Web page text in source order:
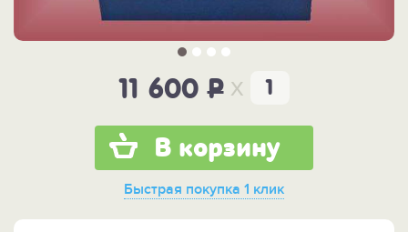
11 600P x
В корзину
Быстрая покупка 1 клик